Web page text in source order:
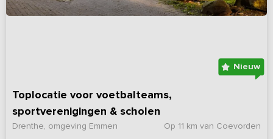
Nieuw
Toplocatie voor voetbalteams,
sportverenigingen & scholen
Op 11 km van Coevorden
Drenthe, omgeving Emmen